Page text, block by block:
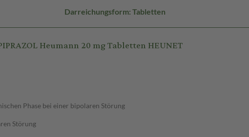
Darreichungsform: Tabletten
Heumann 20 mg Tabletten HEUNET
Phase bei einer bipolaren Störung
Störung